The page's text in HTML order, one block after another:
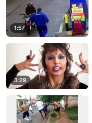
1:57
3:29